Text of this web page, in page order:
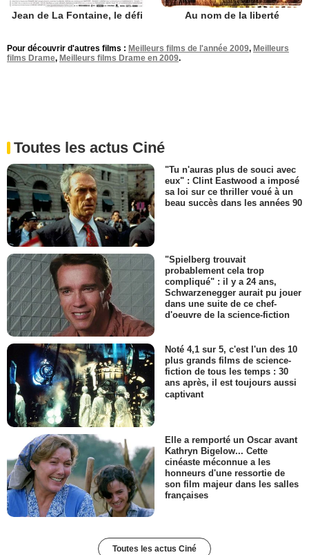
Jean de La Fontaine, le défi Au nom de la liberté
Pour découvrir d'autres films : Meilleurs films de l'année 2009, Meilleurs
films Drame, Meilleurs films Drame en 2009.
Toutes les actus Ciné
"Tu n'auras plus de souci avec
eux" : Clint Eastwood a imposé
sa loi sur ce thriller voué à un
beau succès dans les années 90
"Spielberg trouvait
probablement cela trop
compliqué" : il y a 24 ans,
Schwarzenegger aurait pu jouer
dans une suite de ce chef-
d'oeuvre de la science-fiction
Noté 4,1 sur 5, c'est l'un des 10
plus grands films de science-
fiction de tous les temps : 30
ans après, il est toujours aussi
captivant
Elle a remporté un Oscar avant
Kathryn Bigelow... Cette
cinéaste méconnue a les
honneurs d'une ressortie de
son film majeur dans les salles
françaises
Toutes les actus Ciné